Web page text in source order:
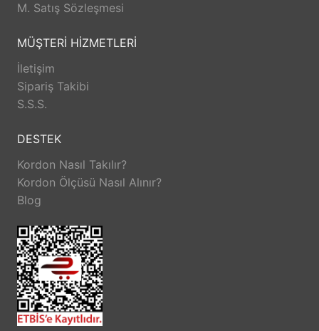
M. Satış Sözleşmesi
MÜŞTERİ HİZMETLERİ
İletişim
Sipariş Takibi
S.S.S.
DESTEK
Kordon Nasıl Takılır?
Kordon Ölçüsü Nasıl Alınır?
Blog